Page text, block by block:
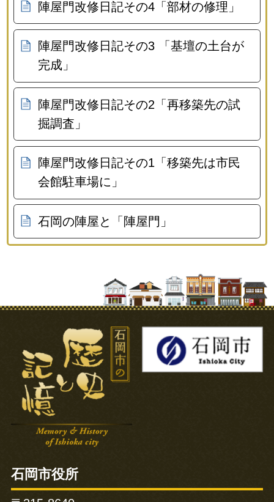
陣屋門改修日記その4「部材の修理」
陣屋門改修日記その3 「基壇の土台が
完成」
陣屋門改修日記その2「再移築先の試
掘調査」
陣屋門改修日記その1「移築先は市民
会館駐車場に」
石岡の陣屋と「陣屋門」
石岡市の歴史と記憶
石岡市役所